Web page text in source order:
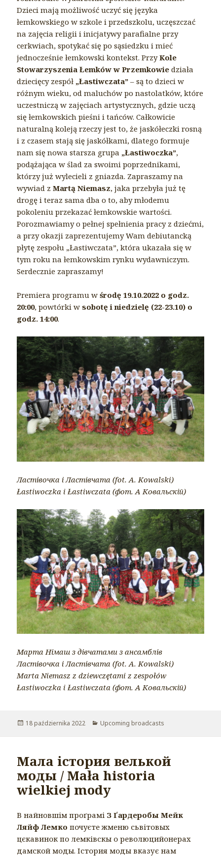
Dzieci mają możliwość uczyć się języka
łemkowskiego w szkole i przedszkolu, uczęszczać
na zajęcia religii i inicjatywy parafialne przy
cerkwiach, spotykać się po sąsiedzku i mieć
jednocześnie łemkowski kontekst. PrzyKole
Stowarzyszenia Łemków w Przemkowie działa
dziecięcy zespół „Łastiwczata” – są to dzieci w
różnym wieku, od maluchów po nastolatków, które
uczestniczą w zajęciach artystycznych, gdzie uczą
się łemkowskich pieśni i tańców. Całkowicie
naturalną koleją rzeczy jest to, że jaskółeczki rosną
i z czasem stają się jaskółkami, dlatego formuje
nam się nowa starsza grupa „Łastiwoczka”,
podążająca w ślad za swoimi poprzednikami,
którzy już wylecieli z gniazda. Zapraszamy na
wywiad zMartą Niemasz, jaka przebyła już tę
drogę i teraz sama dba o to, aby młodemu
pokoleniu przekazać łemkowskie wartości.
Porozmawiamy o pełnej spełnienia pracy z dziećmi,
a przy okazji zaprezentujemy Wam debiutancką
płytę zespołu „Łastiwczata”, która ukazała się w
tym roku na łemkowskim rynku wydawniczym.
Serdecznie zapraszamy!
Premiera programu wśrodę 19.10.2022 o godz.
20:00, powtórki wsobotę i niedzielę (22-23.10) o
godz. 14:00.
Ластівочка і Ластівчата (fot. A. Kowalski)
Łastiwoczka i Łastiwczata (фот. А Ковальскій)
Марта Німаш з дівчатами з ансамблів
Ластівочка і Ластівчата (fot. A. Kowalski)
Marta Niemasz z dziewczętami z zespołów
Łastiwoczka i Łastiwczata (фот. А Ковальскій)
Opublikowano
18 października 2022 Kategorie
Upcoming broadcasts
Мала істория велькой
моды / Mała historia
wielkiej mody
В найновшім проґрамі З Ґардеробы Мейк
Ляйф Лемко почyєте жменю сьвітовых
цєкавинок по лемківскы о революцийонерах
дамской моды. Істория моды вказує нам